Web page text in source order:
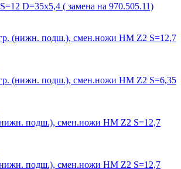
D=35x5,4 ( замена на 970.505.11)
(нижн. подш.), смен.ножи HM Z2 S=12,7
(нижн. подш.), смен.ножи HM Z2 S=6,35
подш.), смен.ножи HM Z2 S=12,7
подш.), смен.ножи HM Z2 S=12,7